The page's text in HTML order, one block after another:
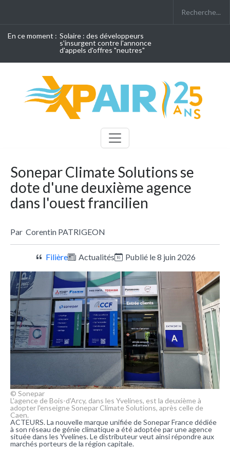
En ce moment : Solaire : des développeurs
s'insurgent contre l'annonce
d'appels d'offres "neutres"
Sonepar Climate Solutions se
dote d'une deuxième agence
dans l'ouest francilien
Par Corentin PATRIGEON
Filière Actualités Publié le 8 juin 2026
© Sonepar
L'agence de Bois-d'Arcy, dans les Yvelines, est la deuxième à
adopter l'enseigne Sonepar Climate Solutions, après celle de
Caen.
ACTEURS. La nouvelle marque unifiée de Sonepar France dédiée
à son réseau de génie climatique a été adoptée par une agence
située dans les Yvelines. Le distributeur veut ainsi répondre aux
marchés porteurs de la région capitale.